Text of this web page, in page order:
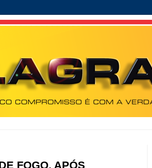
FOGO, APÓS